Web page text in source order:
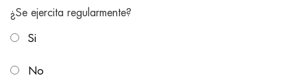
¿Se ejercita regularmente?
Si
No